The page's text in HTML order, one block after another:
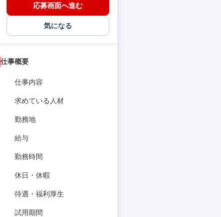
応募画面へ進む
気になる
仕事概要
仕事内容
求めている人材
勤務地
給与
勤務時間
休日・休暇
待遇・福利厚生
試用期間